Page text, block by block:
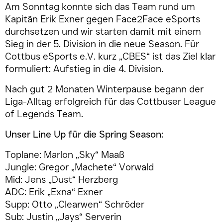
Am Sonntag konnte sich das Team rund um
Kapitän Erik Exner gegen Face2Face eSports
durchsetzen und wir starten damit mit einem
Sieg in der 5. Division in die neue Season. Für
Cottbus eSports e.V. kurz „CBES“ ist das Ziel klar
formuliert: Aufstieg in die 4. Division.
Nach gut 2 Monaten Winterpause begann der
Liga-Alltag erfolgreich für das Cottbuser League
of Legends Team.
Unser Line Up für die Spring Season:
Toplane: Marlon „Sky“ Maaß
Jungle: Gregor „Machete“ Vorwald
Mid: Jens „Dust“ Herzberg
ADC: Erik „Exna“ Exner
Supp: Otto „Clearwen“ Schröder
Sub: Justin „Jays“ Serverin